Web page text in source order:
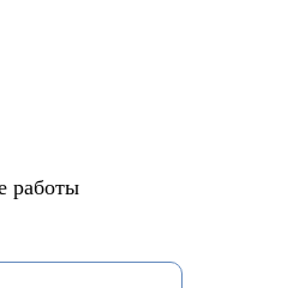
работы